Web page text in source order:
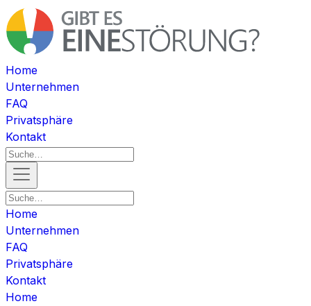
Home
Unternehmen
FAQ
Privatsphäre
Kontakt
Home
Unternehmen
FAQ
Privatsphäre
Kontakt
Home